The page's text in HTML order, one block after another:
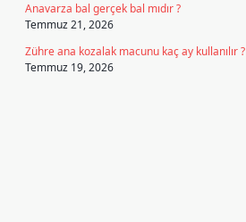
Anavarza bal gerçek bal mıdır ?
Temmuz 21, 2026
Zühre ana kozalak macunu kaç ay kullanılır ?
Temmuz 19, 2026